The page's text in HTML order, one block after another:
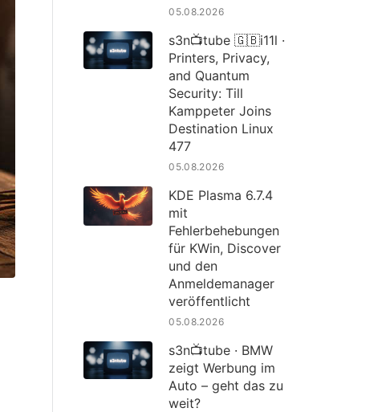
05.08.2026
s3n📺tube 🇬🇧i11l ·
Printers, Privacy,
and Quantum
Security: Till
Kamppeter Joins
Destination Linux
477
05.08.2026
KDE Plasma 6.7.4
mit
Fehlerbehebungen
für KWin, Discover
und den
Anmeldemanager
veröffentlicht
05.08.2026
s3n📺tube · BMW
zeigt Werbung im
Auto – geht das zu
weit?